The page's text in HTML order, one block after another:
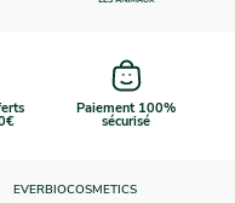
Paiement 100%
sécurisé
EVERBIOCOSMETICS